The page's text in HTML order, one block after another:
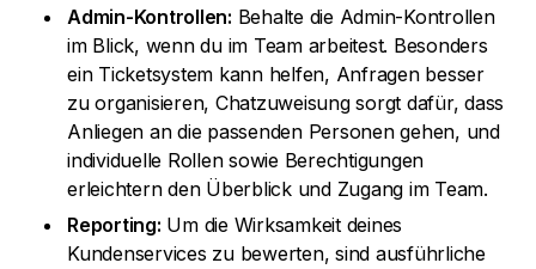
Admin-Kontrollen: Behalte die Admin-Kontrollen
im Blick, wenn du im Team arbeitest. Besonders
ein Ticketsystem kann helfen, Anfragen besser
zu organisieren, Chatzuweisung sorgt dafür, dass
Anliegen an die passenden Personen gehen, und
individuelle Rollen sowie Berechtigungen
erleichtern den Überblick und Zugang im Team.
Reporting: Um die Wirksamkeit deines
Kundenservices zu bewerten, sind ausführliche